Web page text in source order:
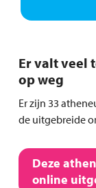
Er valt veel
op weg
Er zijn 33
de uitgebreide
Deze
online